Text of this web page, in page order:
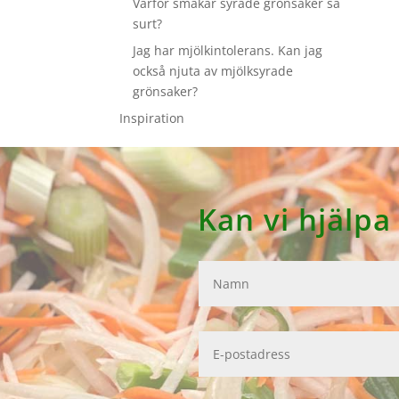
surt?
Jag har mjölkintolerans. Kan jag
också njuta av mjölksyrade
grönsaker?
Inspiration
Kan vi hjälpa